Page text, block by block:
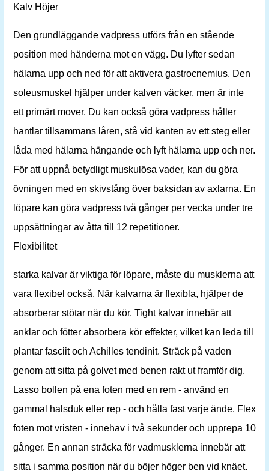
Kalv Höjer
Den grundläggande vadpress utförs från en stående
position med händerna mot en vägg. Du lyfter sedan
hälarna upp och ned för att aktivera gastrocnemius. Den
soleusmuskel hjälper under kalven väcker, men är inte
ett primärt mover. Du kan också göra vadpress håller
hantlar tillsammans låren, stå vid kanten av ett steg eller
låda med hälarna hängande och lyft hälarna upp och ner.
För att uppnå betydligt muskulösa vader, kan du göra
övningen med en skivstång över baksidan av axlarna. En
löpare kan göra vadpress två gånger per vecka under tre
uppsättningar av åtta till 12 repetitioner.
Flexibilitet
starka kalvar är viktiga för löpare, måste du musklerna att
vara flexibel också. När kalvarna är flexibla, hjälper de
absorberar stötar när du kör. Tight kalvar innebär att
anklar och fötter absorbera kör effekter, vilket kan leda till
plantar fasciit och Achilles tendinit. Sträck på vaden
genom att sitta på golvet med benen rakt ut framför dig.
Lasso bollen på ena foten med en rem - använd en
gammal halsduk eller rep - och hålla fast varje ände. Flex
foten mot vristen - innehav i två sekunder och upprepa 10
gånger. En annan sträcka för vadmusklerna innebär att
sitta i samma position när du böjer höger ben vid knäet.